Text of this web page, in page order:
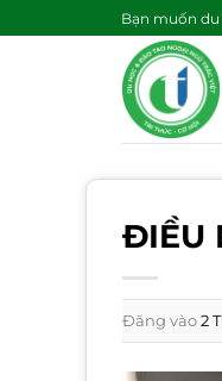
qua
Bạn muốn
ĐIỀU
Đăng vào2